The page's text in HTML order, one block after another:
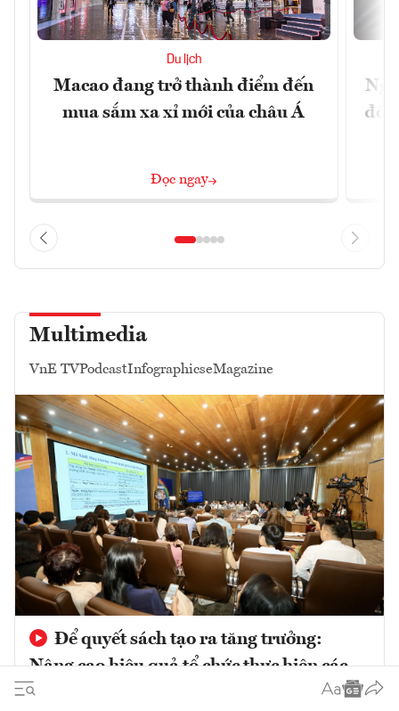
Du lịch
Macao đang trở thành điểm đến
mua sắm xa xỉ mới của châu Á
Đọc ngay
đổi
Multimedia
VnE TVPodcastInfographicseMagazine
Để quyết sách tạo ra tăng trưởng:
Nâng cao hiệu quả tổ chức thực hiện các
chủ trương phát triển trong giai đoạn mới